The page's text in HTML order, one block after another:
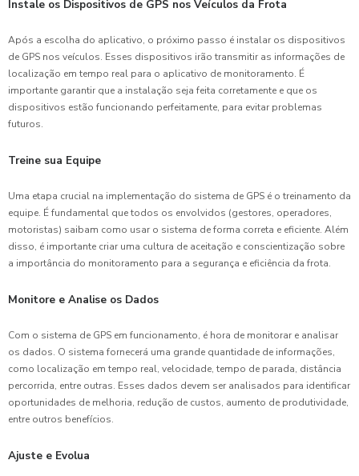
Instale os Dispositivos de GPS nos Veículos da Frota
Após a escolha do aplicativo, o próximo passo é instalar os dispositivos
de GPS nos veículos. Esses dispositivos irão transmitir as informações de
localização em tempo real para o aplicativo de monitoramento. É
importante garantir que a instalação seja feita corretamente e que os
dispositivos estão funcionando perfeitamente, para evitar problemas
futuros.
Treine sua Equipe
Uma etapa crucial na implementação do sistema de GPS é o treinamento da
equipe. É fundamental que todos os envolvidos (gestores, operadores,
motoristas) saibam como usar o sistema de forma correta e eficiente. Além
disso, é importante criar uma cultura de aceitação e conscientização sobre
a importância do monitoramento para a segurança e eficiência da frota.
Monitore e Analise os Dados
Com o sistema de GPS em funcionamento, é hora de monitorar e analisar
os dados. O sistema fornecerá uma grande quantidade de informações,
como localização em tempo real, velocidade, tempo de parada, distância
percorrida, entre outras. Esses dados devem ser analisados para identificar
oportunidades de melhoria, redução de custos, aumento de produtividade,
entre outros benefícios.
Ajuste e Evolua